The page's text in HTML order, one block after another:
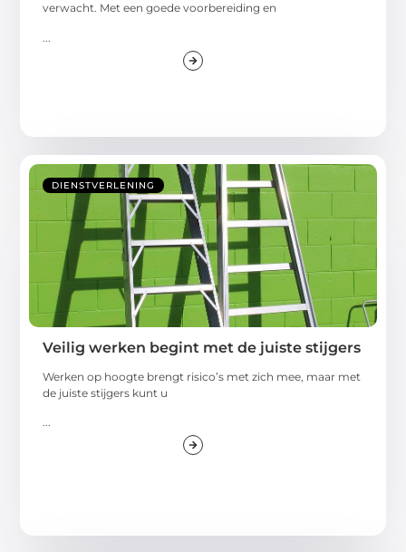
verwacht. Met een goede voorbereiding en
DIENSTVERLENING
Veilig werken begint met de juiste stijgers
Werken op hoogte brengt risico’s met zich mee, maar met
de juiste stijgers kunt u
...